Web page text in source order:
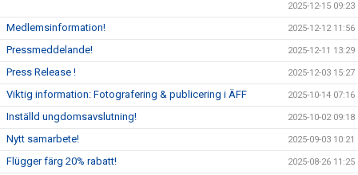
2025-12-15 09:23
Medlemsinformation! 2025-12-12 11:56
Pressmeddelande! 2025-12-11 13:29
Press Release ! 2025-12-03 15:27
Viktig information: Fotografering & publicering i ÄFF 2025-10-14 07:16
Inställd ungdomsavslutning! 2025-10-02 09:18
Nytt samarbete! 2025-09-03 10:21
Flügger färg 20% rabatt! 2025-08-26 11:25